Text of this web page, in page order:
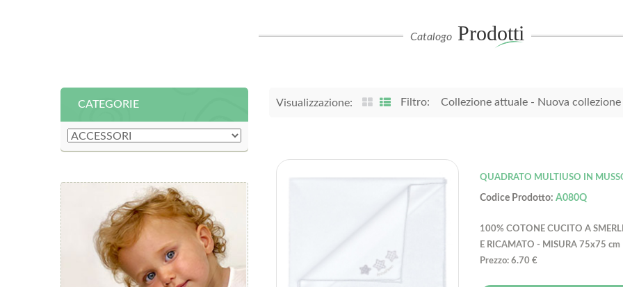
Catalogo Prodotti
CATEGORIE Visualizzazione: Filtro: Collezione attuale - Nuova collezione
QUADRATO MULTIUSO IN
Codice Prodotto:A080Q
100% COTONE CUCITO A
E RICAMATO - MISURA 75x75 cm
Prezzo: 6.70 €